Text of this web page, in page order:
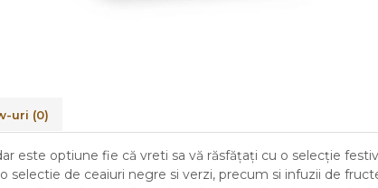
uri (0)
este optiune fie că vreti sa vă răsfățați cu o selecție
selectie de ceaiuri negre si verzi, precum si infuzii de